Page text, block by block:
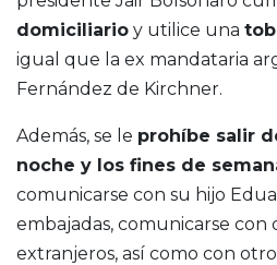
domiciliario y utilice una
igual que la ex mandataria
Fernández de Kirchner.
Además, se le prohíbe salir
noche y los fines de
comunicarse con su hijo
embajadas, comunicarse con
extranjeros, así como con